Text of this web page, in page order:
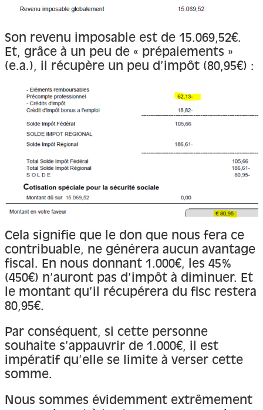
Son revenu imposable est de 15.069,52€.
Et, grâce à un peu de « prépaiements »
(e.a.), il récupère un peu d’impôt (80,95€) :
Cela signifie que le don que nous fera ce
contribuable, ne générera aucun avantage
fiscal. En nous donnant 1.000€, les 45%
(450€) n’auront pas d’impôt à diminuer. Et
le montant qu’il récupérera du fisc restera
80,95€.
Par conséquent, si cette personne
souhaite s’appauvrir de 1.000€, il est
impératif qu’elle se limite à verser cette
somme.
Nous sommes évidemment extrêmement